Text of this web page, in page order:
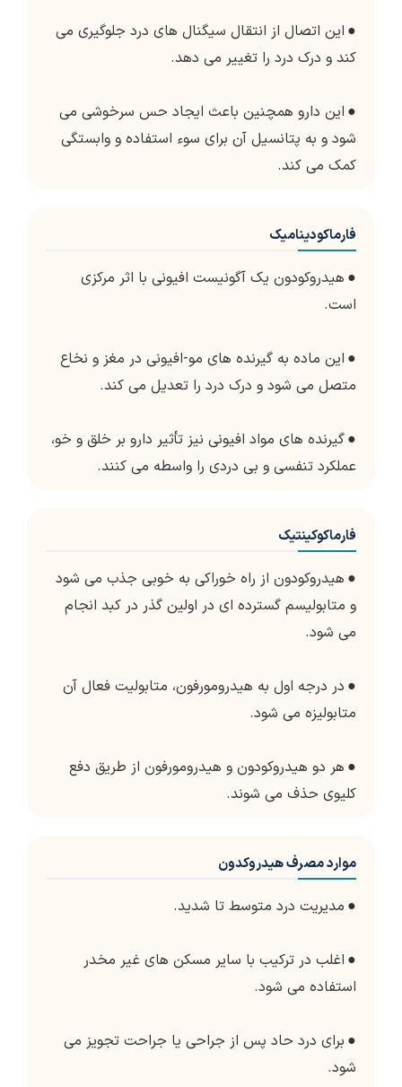
● این اتصال از انتقال سیگنال های درد جلوگیری می
کند و درک درد را تغییر می دهد.
● این دارو همچنین باعث ایجاد حس سرخوشی می
شود و به پتانسیل آن برای سوء استفاده و وابستگی
کمک می کند.
فارماکودینامیک
● هیدروکودون یک آگونیست افیونی با اثر مرکزی
است.
● این ماده به گیرنده های مو-افیونی در مغز و نخاع
متصل می شود و درک درد را تعدیل می کند.
●گیرنده های مواد افیونی نیز تأثیر دارو بر خلق و خو،
عملکرد تنفسی و بی دردی را واسطه می کنند.
فارماکوکینتیک
● هیدروکودون از راه خوراکی به خوبی جذب می شود
و متابولیسم گسترده ای در اولین گذر در کبد انجام
می شود.
● در درجه اول به هیدرومورفون، متابولیت فعال آن
متابولیزه می شود.
● هر دو هیدروکودون و هیدرومورفون از طریق دفع
کلیوی حذف می شوند.
موارد مصرف هیدروکدون
● مدیریت درد متوسط تا شدید.
● اغلب در ترکیب با سایر مسکن های غیر مخدر
استفاده می شود.
● برای درد حاد پس از جراحی یا جراحت تجویز می
شود.